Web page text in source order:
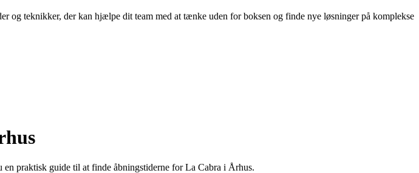
og teknikker, der kan hjælpe dit team med at tænke uden for boksen og finde nye løsninger på komplekse
praktisk guide til at finde åbningstiderne for La Cabra i Århus.